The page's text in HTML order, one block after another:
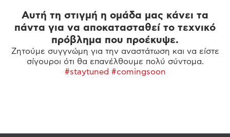
Αυτή τη στιγμή η ομάδα μας κάνει τα
πάντα για να αποκατασταθεί το τεχνικό
πρόβλημα που προέκυψε.
Ζητούμε συγγνώμη για την αναστάτωση και να είστε
σίγουροι ότι θα επανέλθουμε πολύ σύντομα.
#staytuned #comingsoon